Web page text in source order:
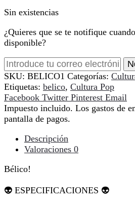
Sin existencias
¿Quieres que se te notifique
disponible?
SKU: BELICO1 Categorías:
Etiquetas: belico, Cultura Pop
Compartir
Facebook Twitter Pinterest Email
Impuesto incluido. Los gastos de
pantalla de pagos.
Descripción
Valoraciones 0
Bélico!
👽 ESPECIFICACIONES 👽